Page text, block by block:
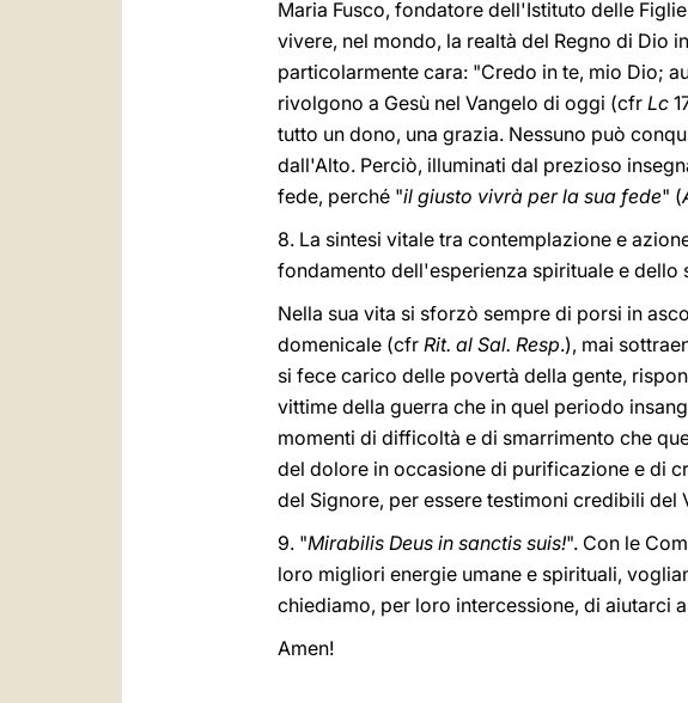
Maria Fusco, fondatore dell'Istituto delle
vivere, nel mondo, la realtà del Regno di Dio
particolarmente cara: "Credo in te, mio Dio;
rivolgono a Gesù nel Vangelo di oggi (cfr Lc
tutto un dono, una grazia. Nessuno può
dall'Alto. Perciò, illuminati dal prezioso
fede, perché "il giusto vivrà per la sua fede" (
8. La sintesi vitale tra contemplazione e
fondamento dell'esperienza spirituale e dello
Nella sua vita si sforzò sempre di porsi in
domenicale (cfr Rit. al Sal. Resp.), mai
si fece carico delle povertà della gente,
vittime della guerra che in quel periodo
momenti di difficoltà e di smarrimento che
del dolore in occasione di purificazione e di
del Signore, per essere testimoni credibili
9. "Mirabilis Deus in sanctis suis!". Con le
loro migliori energie umane e spirituali,
chiediamo, per loro intercessione, di aiutarci
Amen!